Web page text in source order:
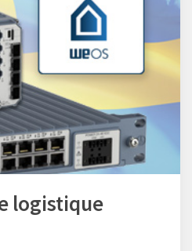
logistique